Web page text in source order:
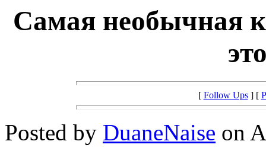
Самая необычная
[ Follow Ups] [
Posted by DuaneNaise on